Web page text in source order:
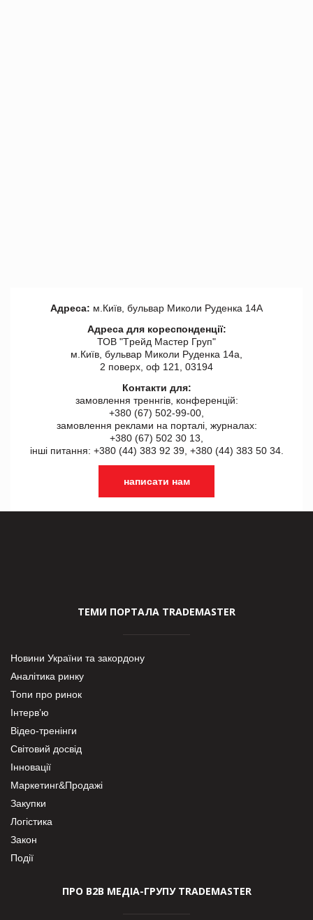
Адреса: м.Київ, бульвар Миколи Руденка 14А
Адреса для кореспонденції:
ТОВ "Tрейд Мастер Груп"
м.Київ, бульвар Миколи Руденка 14а,
2 поверх, оф 121, 03194
Контакти для:
замовлення треннгів, конференцій:
+380 (67) 502-99-00,
замовлення реклами на порталі, журналах:
+380 (67) 502 30 13,
інші питання: +380 (44) 383 92 39, +380 (44) 383 50 34.
написати нам
ТЕМИ ПОРТАЛА TRADEMASTER
Новини України та закордону
Аналітика ринку
Топи про ринок
Інтерв’ю
Відео-тренінги
Світовий досвід
Інновації
Маркетинг&Продажі
Закупки
Логістика
Закон
Події
ПРО В2В МЕДІА-ГРУПУ TRADEMASTER